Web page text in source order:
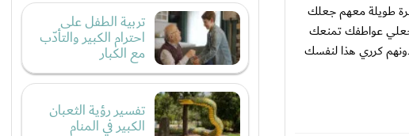
طويلة معهم جعلك
عواطفك تمنعك
كرري هذا لنفسك
تربية الطفل على
احترام الكبير والتأدّب
مع الكبار
تفسير رؤية الثعبان
الكبير في المنام